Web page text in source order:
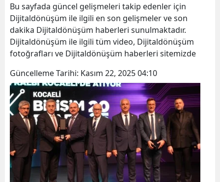
Bu sayfada güncel gelişmeleri takip edenler için
Dijitaldönüşüm ile ilgili en son gelişmeler ve son
dakika Dijitaldönüşüm haberleri sunulmaktadır.
Dijitaldönüşüm ile ilgili tüm video, Dijitaldönüşüm
fotoğrafları ve Dijitaldönüşüm haberleri sitemizde
Güncelleme Tarihi: Kasım 22, 2025 04:10